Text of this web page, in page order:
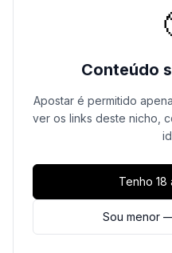
Conteúdo
Apostar é permitido
ver os links deste nicho,
Sou menor
Tenho 18